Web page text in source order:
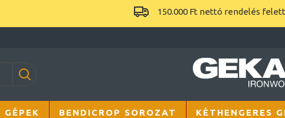
150.000 Ft nettó rendelés
GÉPEK BENDICROP SOROZAT KÉTHENGERES